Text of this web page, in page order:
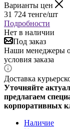
Варианты цен
31 724 тенге/шт
Подробности
Нет в наличии
Под заказ
Наши менеджеры
условия заказа
Доставка
Уточняйте
предлагаем
корпоративных
Наличие